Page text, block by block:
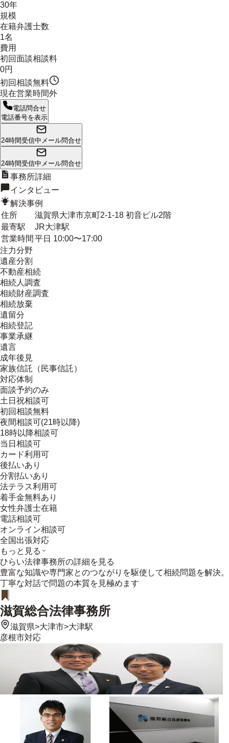
30年
規模
在籍弁護士数
1名
費用
初回面談相談料
0円
初回相談無料
現在営業時間外
電話問合せ
電話番号を表示
24時間受信中 メール問合せ
24時間受信中 メール問合せ
事務所詳細
インタビュー
解決事例
住所
滋賀県大津市京町2-1-18 初音ビル2階
最寄駅
JR大津駅
営業時間 平日 10:00〜17:00
注力分野
遺産分割
不動産相続
相続人調査
相続財産調査
相続放棄
遺留分
相続登記
事業承継
遺言
成年後見
家族信託（民事信託）
対応体制
面談予約のみ
土日祝相談可
初回相談無料
夜間相談可(21時以降)
18時以降相談可
当日相談可
カード利用可
後払いあり
分割払いあり
法テラス利用可
着手金無料あり
女性弁護士在籍
電話相談可
オンライン相談可
全国出張対応
もっと見る
ひらい法律事務所の詳細を見る
豊富な知識や専門家とのつながりを駆使して相続問題を解決。
丁寧な対話で問題の本質を見極めます
滋賀総合法律事務所
滋賀県>大津市>大津駅
彦根市対応